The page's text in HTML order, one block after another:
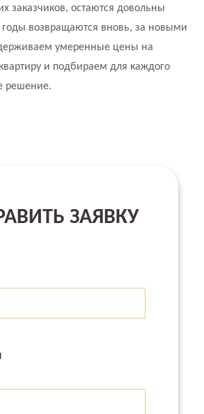
заказчиков, остаются довольны
годы возвращаются вновь, за новыми
умеренные цены на
и подбираем для каждого
решение.
ЗАЯВКУ